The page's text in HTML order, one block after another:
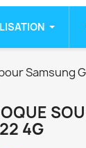
Samsung
4G